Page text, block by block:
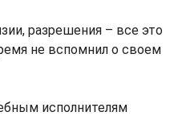
разрешения – все это
не вспомнил о своем
исполнителям